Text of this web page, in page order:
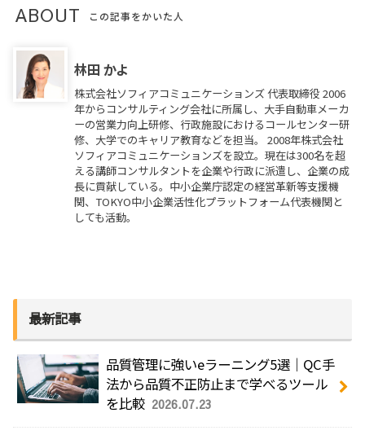
ABOUT この記事をかいた人
林田 かよ
株式会社ソフィアコミュニケーションズ 代表取締役 2006
年からコンサルティング会社に所属し、大手自動車メーカ
ーの営業力向上研修、行政施設におけるコールセンター研
修、大学でのキャリア教育などを担当。 2008年株式会社
ソフィアコミュニケーションズを設立。現在は300名を超
える講師コンサルタントを企業や行政に派遣し、企業の成
長に貢献している。中小企業庁認定の経営革新等支援機
関、TOKYO中小企業活性化プラットフォーム代表機関と
しても活動。
最新記事
品質管理に強いeラーニング5選｜QC手
法から品質不正防止まで学べるツール
を比較 2026.07.23